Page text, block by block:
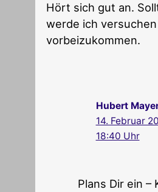
Hört sich gut an.
werde ich versuchen
vorbeizukommen.
Hubert
14. Februar
18:40 Uhr
Plans Dir ein –